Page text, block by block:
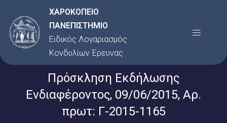
στο
περιεχόμενο
ΧΑΡΟΚΟΠΕΙΟ
ΠΑΝΕΠΙΣΤΗΜΙΟ
Ειδικός Λογαριασμός
Κονδυλίων Έρευνας
Menu
Πρόσκληση Εκδήλωσης
Ενδιαφέροντος, 09/06/2015, Αρ.
πρωτ: Γ-2015-1165